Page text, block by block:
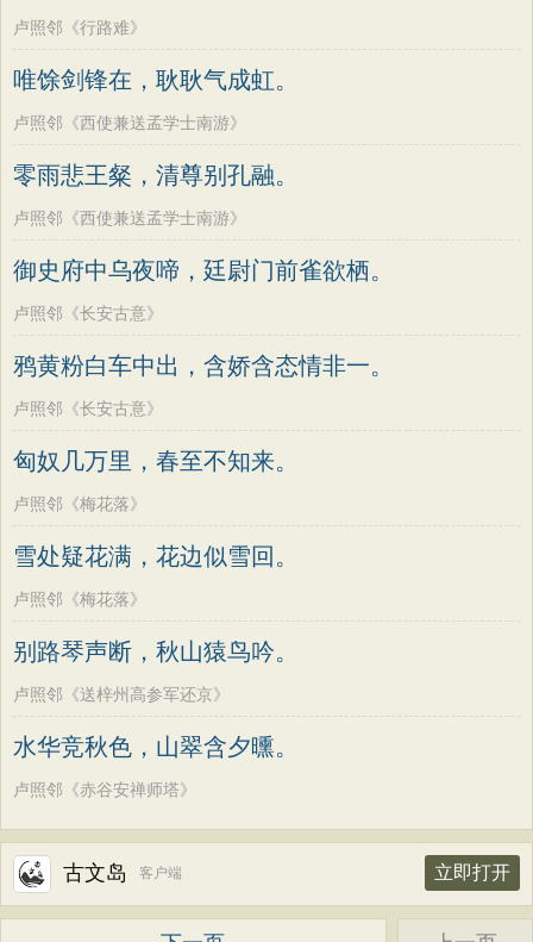
卢照邻《行路难》
唯馀剑锋在，耿耿气成虹。
卢照邻《西使兼送孟学士南游》
零雨悲王粲，清尊别孔融。
卢照邻《西使兼送孟学士南游》
御史府中乌夜啼，廷尉门前雀欲栖。
卢照邻《长安古意》
鸦黄粉白车中出，含娇含态情非一。
卢照邻《长安古意》
匈奴几万里，春至不知来。
卢照邻《梅花落》
雪处疑花满，花边似雪回。
卢照邻《梅花落》
别路琴声断，秋山猿鸟吟。
卢照邻《送梓州高参军还京》
水华竞秋色，山翠含夕曛。
卢照邻《赤谷安禅师塔》
古文岛 客户端 立即打开